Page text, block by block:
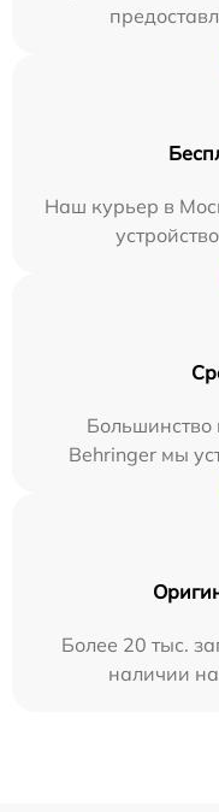
Наш курьер в
Большинство
Behringer мы
Более 20 тыс.
наличии